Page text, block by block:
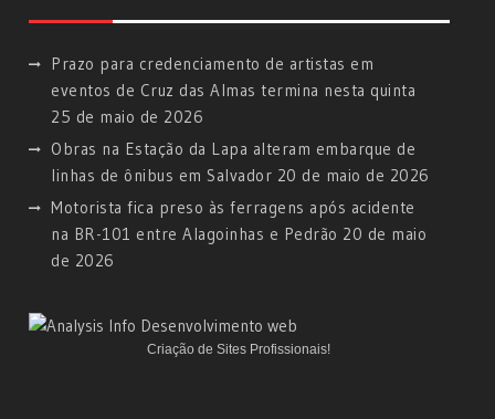
Prazo para credenciamento de artistas em
eventos de Cruz das Almas termina nesta quinta
25 de maio de 2026
Obras na Estação da Lapa alteram embarque de
linhas de ônibus em Salvador 20 de maio de 2026
Motorista fica preso às ferragens após acidente
na BR-101 entre Alagoinhas e Pedrão 20 de maio
de 2026
Criação de Sites Profissionais!